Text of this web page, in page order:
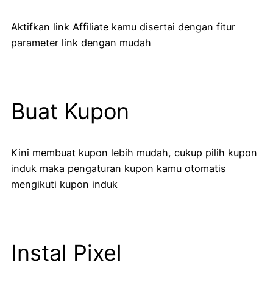
Aktifkan link Affiliate kamu disertai dengan fitur
parameter link dengan mudah
Buat Kupon
Kini membuat kupon lebih mudah, cukup pilih kupon
induk maka pengaturan kupon kamu otomatis
mengikuti kupon induk
Instal Pixel